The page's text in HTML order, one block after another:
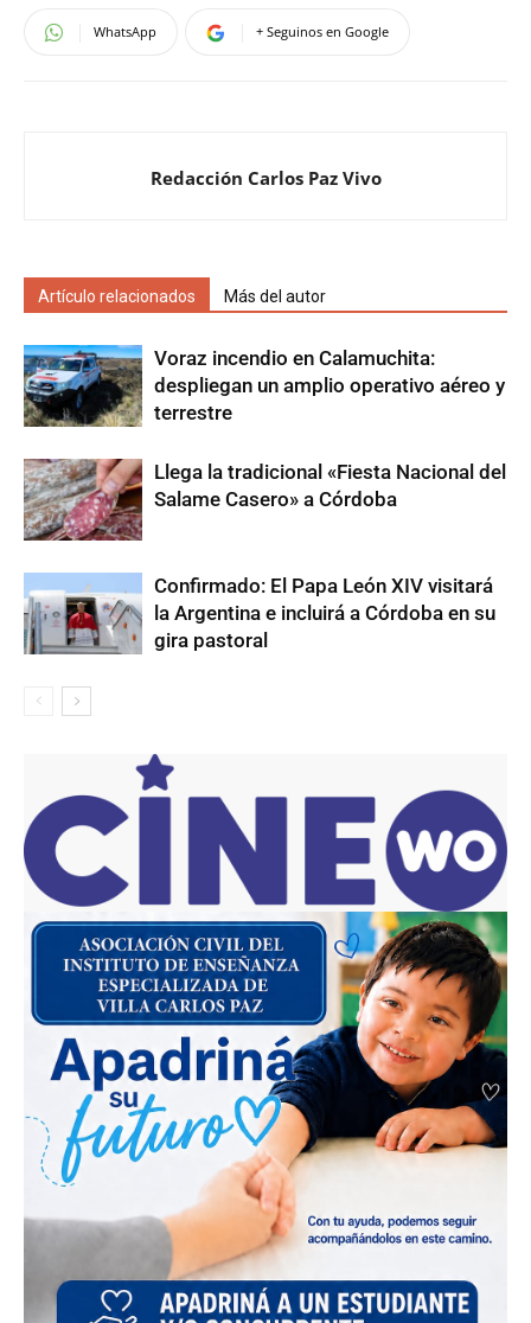
WhatsApp + Seguinos en Google
Redacción Carlos Paz Vivo
Artículo relacionados Más del autor
Voraz incendio en Calamuchita:
despliegan un amplio operativo aéreo y
terrestre
Llega la tradicional «Fiesta Nacional del
Salame Casero» a Córdoba
Confirmado: El Papa León XIV visitará
la Argentina e incluirá a Córdoba en su
gira pastoral